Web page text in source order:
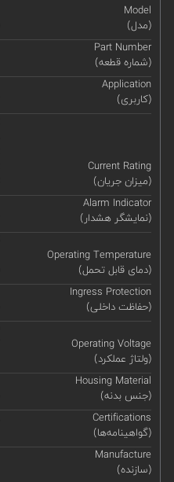
Model
(مدل)
Part Number
(شماره قطعه)
Application
(کاربری)
Current Rating
(میزان جریان)
Alarm Indicator
(نمایشگر هشدار)
Operating Temperature
(دمای قابل تحمل)
Ingress Protection
(حفاظت داخلی)
Operating Voltage
(ولتاژ عملکرد)
Housing Material
(جنس بدنه)
Certifications
(گواهینامه‌ها)
Manufacture
(سازنده)